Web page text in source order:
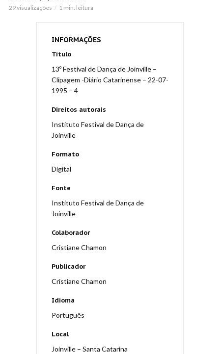
29 visualizações 1 min. leitura
INFORMAÇÕES
Título
13º Festival de Dança de Joinville –
Clipagem -Diário Catarinense – 22-07-
1995 – 4
Direitos autorais
Instituto Festival de Dança de
Joinville
Formato
Digital
Fonte
Instituto Festival de Dança de
Joinville
Colaborador
Cristiane Chamon
Publicador
Cristiane Chamon
Idioma
Português
Local
Joinville – Santa Catarina